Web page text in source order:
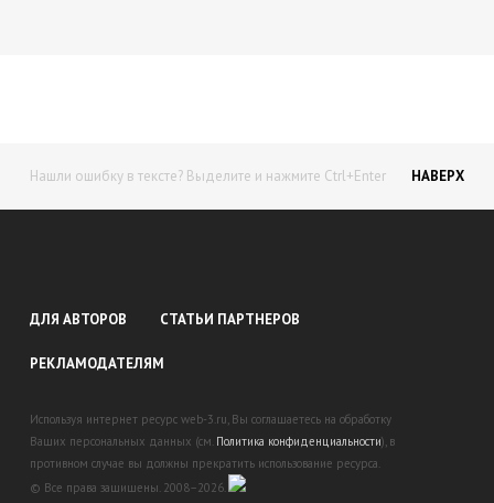
Нашли ошибку в тексте? Выделите и нажмите Ctrl+Enter НАВЕРХ
ДЛЯ АВТОРОВ СТАТЬИ ПАРТНЕРОВ
РЕКЛАМОДАТЕЛЯМ
Используя интернет ресурс web-3.ru, Вы соглашаетесь на обработку
Ваших персональных данных (см. Политика конфиденциальности), в
противном случае вы должны прекратить использование ресурса.
© Все права защищены. 2008–2026.